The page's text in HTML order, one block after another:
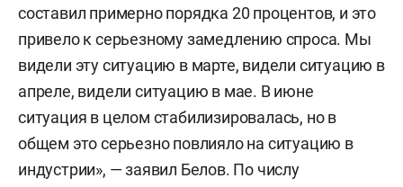
составил примерно порядка 20 процентов, и это
привело к серьезному замедлению спроса. Мы
видели эту ситуацию в марте, видели ситуацию в
апреле, видели ситуацию в мае. В июне
ситуация в целом стабилизировалась, но в
общем это серьезно повлияло на ситуацию в
индустрии», — заявил Белов. По числу